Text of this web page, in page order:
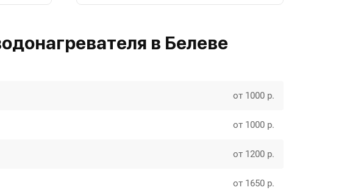
в Белеве
от 1000 р.
от 1000 р.
от 1200 р.
от 1650 р.